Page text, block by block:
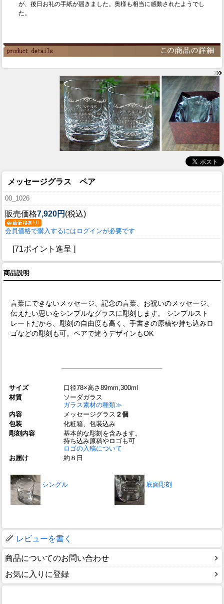
が、後日お礼の手紙が届きました。奥様も相当に感動されたようでし
た。
メッセージグラス ペア
00_1026
販売価格7,920円 (税込)
会員価格で購入するにはログインが必要です
[71ポイント進呈 ]
商品説明
言葉にできないメッセージ、記念の言葉、お祝いのメッセージ、
伝えたい思いをシンプルなグラスに彫刻します。 シンプルスト
レートだから、彫刻の自由度も高く、手書きの原稿や持ち込みロ
ゴなどの彫刻も可。ペアで違うデザインもOK
サイズ
口径78×高さ89mm,300ml
材質
ソーダガラス
ガラス素材の種類≫
内容
メッセージグラス ２個
包装
化粧箱、包装込み
彫刻内容
基本的な彫刻を含みます。
持ち込み原稿やロゴも可
ロゴの入稿について
お届け
約８日
シングル 底面彫刻
レビューを書く
商品についてのお問い合わせ
お気に入りに登録